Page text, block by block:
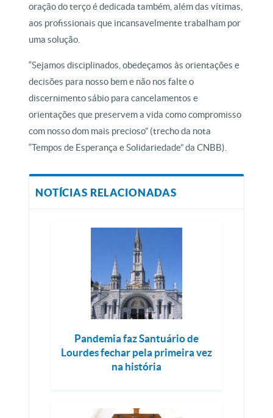
oração do terço é dedicada também, além das vítimas,
aos profissionais que incansavelmente trabalham por
uma solução.
“Sejamos disciplinados, obedeçamos às orientações e
decisões para nosso bem e não nos falte o
discernimento sábio para cancelamentos e
orientações que preservem a vida como compromisso
com nosso dom mais precioso” (trecho da nota
“Tempos de Esperança e Solidariedade” da CNBB).
NOTÍCIAS RELACIONADAS
Pandemia faz Santuário de
Lourdes fechar pela primeira vez
na história